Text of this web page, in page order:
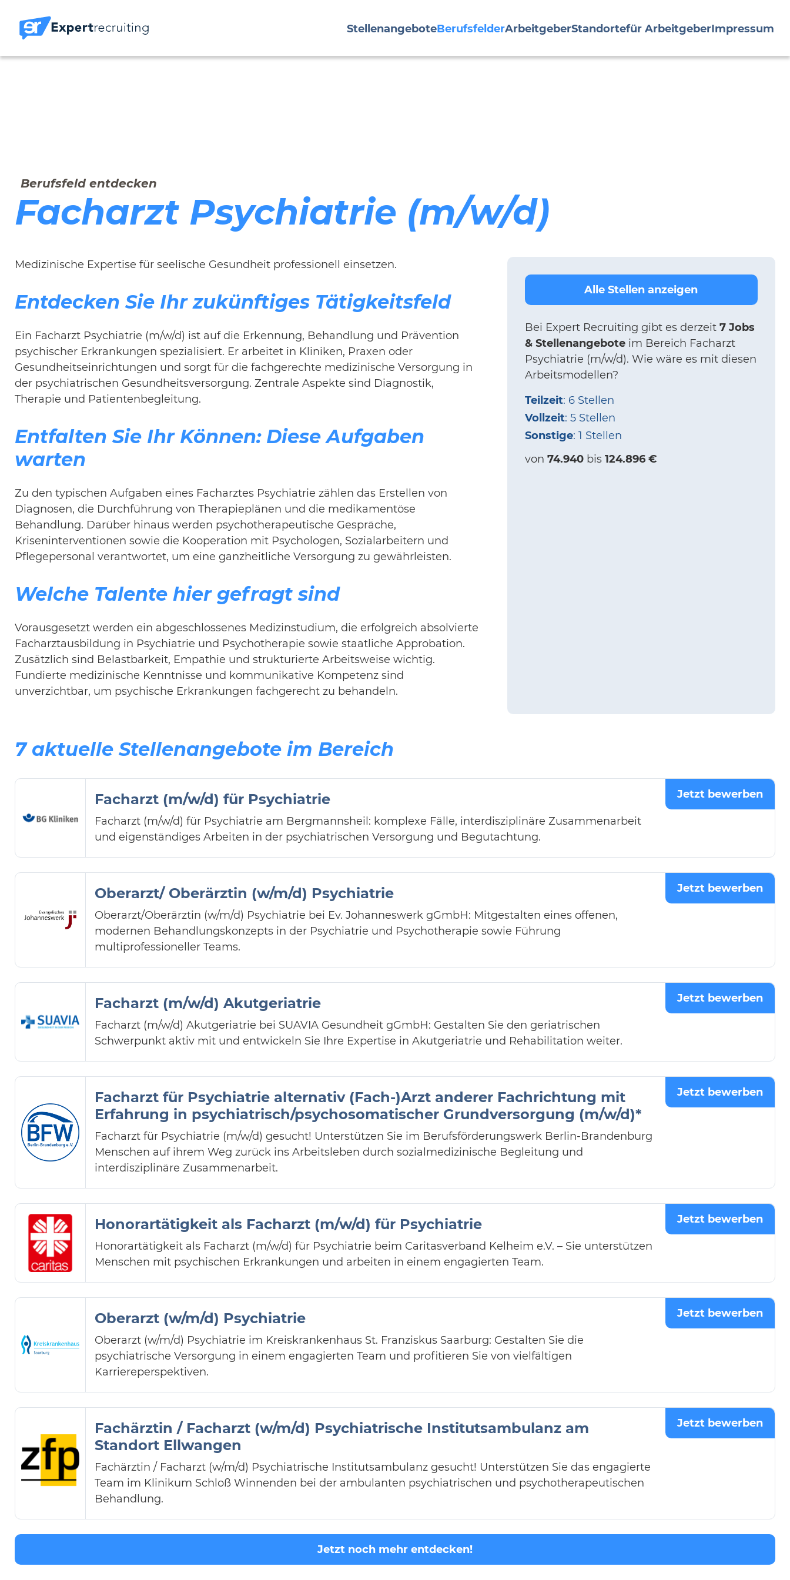
StellenangeboteBerufsfelderArbeitgeberStandortefür ArbeitgeberImpressum
Berufsfeld entdecken
Facharzt Psychiatrie (m/w/d)
Medizinische Expertise für seelische Gesundheit professionell einsetzen.
Entdecken Sie Ihr zukünftiges Tätigkeitsfeld
Ein Facharzt Psychiatrie (m/w/d) ist auf die Erkennung, Behandlung und Prävention
psychischer Erkrankungen spezialisiert. Er arbeitet in Kliniken, Praxen oder
Gesundheitseinrichtungen und sorgt für die fachgerechte medizinische Versorgung in
der psychiatrischen Gesundheitsversorgung. Zentrale Aspekte sind Diagnostik,
Therapie und Patientenbegleitung.
Entfalten Sie Ihr Können: Diese Aufgaben
warten
Zu den typischen Aufgaben eines Facharztes Psychiatrie zählen das Erstellen von
Diagnosen, die Durchführung von Therapieplänen und die medikamentöse
Behandlung. Darüber hinaus werden psychotherapeutische Gespräche,
Kriseninterventionen sowie die Kooperation mit Psychologen, Sozialarbeitern und
Pflegepersonal verantwortet, um eine ganzheitliche Versorgung zu gewährleisten.
Welche Talente hier gefragt sind
Vorausgesetzt werden ein abgeschlossenes Medizinstudium, die erfolgreich absolvierte
Facharztausbildung in Psychiatrie und Psychotherapie sowie staatliche Approbation.
Zusätzlich sind Belastbarkeit, Empathie und strukturierte Arbeitsweise wichtig.
Fundierte medizinische Kenntnisse und kommunikative Kompetenz sind
unverzichtbar, um psychische Erkrankungen fachgerecht zu behandeln.
Alle Stellen anzeigen
Bei Expert Recruiting gibt es derzeit 7 Jobs
& Stellenangeboteim Bereich Facharzt
Psychiatrie (m/w/d). Wie wäre es mit diesen
Arbeitsmodellen?
Teilzeit: 6 Stellen
Vollzeit: 5 Stellen
Sonstige: 1 Stellen
von 74.940bis 124.896 €
7 aktuelle Stellenangebote im Bereich
Facharzt (m/w/d) für Psychiatrie
Facharzt (m/w/d) für Psychiatrie am Bergmannsheil: komplexe Fälle, interdisziplinäre Zusammenarbeit
und eigenständiges Arbeiten in der psychiatrischen Versorgung und Begutachtung.
Jetzt bewerben
Oberarzt/ Oberärztin (w/m/d) Psychiatrie
Oberarzt/Oberärztin (w/m/d) Psychiatrie bei Ev. Johanneswerk gGmbH: Mitgestalten eines offenen,
modernen Behandlungskonzepts in der Psychiatrie und Psychotherapie sowie Führung
multiprofessioneller Teams.
Jetzt bewerben
Facharzt (m/w/d) Akutgeriatrie
Facharzt (m/w/d) Akutgeriatrie bei SUAVIA Gesundheit gGmbH: Gestalten Sie den geriatrischen
Schwerpunkt aktiv mit und entwickeln Sie Ihre Expertise in Akutgeriatrie und Rehabilitation weiter.
Jetzt bewerben
Facharzt für Psychiatrie alternativ (Fach-)Arzt anderer Fachrichtung mit
Erfahrung in psychiatrisch/psychosomatischer Grundversorgung (m/w/d)*
Facharzt für Psychiatrie (m/w/d) gesucht! Unterstützen Sie im Berufsförderungswerk Berlin-Brandenburg
Menschen auf ihrem Weg zurück ins Arbeitsleben durch sozialmedizinische Begleitung und
interdisziplinäre Zusammenarbeit.
Jetzt bewerben
Honorartätigkeit als Facharzt (m/w/d) für Psychiatrie
Honorartätigkeit als Facharzt (m/w/d) für Psychiatrie beim Caritasverband Kelheim e.V. – Sie unterstützen
Menschen mit psychischen Erkrankungen und arbeiten in einem engagierten Team.
Jetzt bewerben
Oberarzt (w/m/d) Psychiatrie
Oberarzt (w/m/d) Psychiatrie im Kreiskrankenhaus St. Franziskus Saarburg: Gestalten Sie die
psychiatrische Versorgung in einem engagierten Team und profitieren Sie von vielfältigen
Karriereperspektiven.
Jetzt bewerben
Fachärztin / Facharzt (w/m/d) Psychiatrische Institutsambulanz am
Standort Ellwangen
Fachärztin / Facharzt (w/m/d) Psychiatrische Institutsambulanz gesucht! Unterstützen Sie das engagierte
Team im Klinikum Schloß Winnenden bei der ambulanten psychiatrischen und psychotherapeutischen
Behandlung.
Jetzt bewerben
Jetzt noch mehr entdecken!